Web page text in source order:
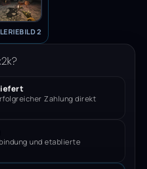
2
Zahlung direkt
und etablierte